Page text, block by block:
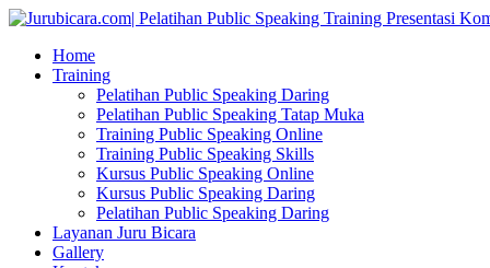
Home
Training
Pelatihan Public Speaking Daring
Pelatihan Public Speaking Tatap Muka
Training Public Speaking Online
Training Public Speaking Skills
Kursus Public Speaking Online
Kursus Public Speaking Daring
Pelatihan Public Speaking Daring
Layanan Juru Bicara
Gallery